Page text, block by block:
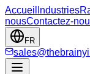
Accueil Industries
nousContactez-
FR